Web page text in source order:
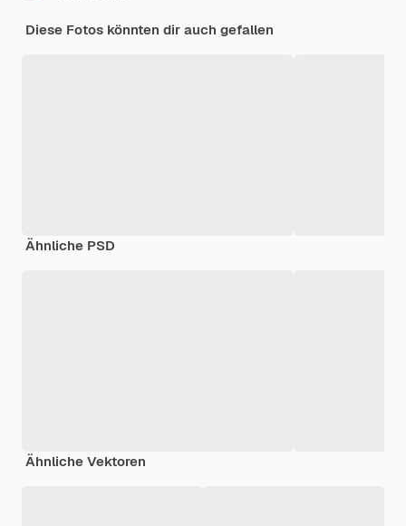
Diese Fotos könnten dir auch gefallen
Ähnliche PSD
Ähnliche Vektoren